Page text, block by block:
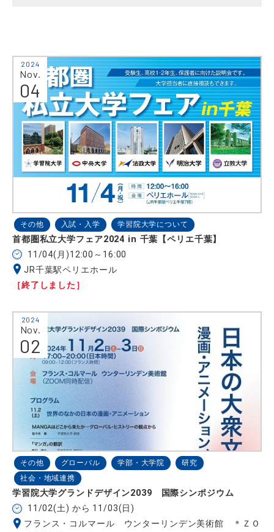
2024
Nov.
04
その他 入試・入学 学習院大学について
首都圏私立大学フェア2024 in 千葉【ペリエ千葉】
11/04(月)12:00～16:00
JR千葉駅ペリエホール
［終了しました］
2024
Nov.
02
その他 グローバル 学部・大学院
研究
社会・地域連携
学習院大学グランドデザイン2039 国際シンポジウム
11/02(土) から 11/03(日)
フランス・コルマール ウンターリンデン美術館 ＊ＺＯ